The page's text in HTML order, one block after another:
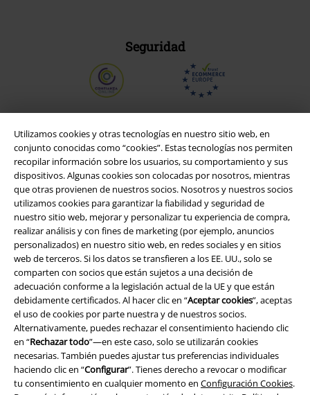
Utilizamos cookies y otras tecnologías en nuestro sitio web, en
conjunto conocidas como “cookies”. Estas tecnologías nos permiten
recopilar información sobre los usuarios, su comportamiento y sus
dispositivos. Algunas cookies son colocadas por nosotros, mientras
que otras provienen de nuestros socios. Nosotros y nuestros socios
utilizamos cookies para garantizar la fiabilidad y seguridad de
nuestro sitio web, mejorar y personalizar tu experiencia de compra,
realizar análisis y con fines de marketing (por ejemplo, anuncios
personalizados) en nuestro sitio web, en redes sociales y en sitios
web de terceros. Si los datos se transfieren a los EE. UU., solo se
comparten con socios que están sujetos a una decisión de
adecuación conforme a la legislación actual de la UE y que están
debidamente certificados. Al hacer clic en “Aceptar cookies”, aceptas
el uso de cookies por parte nuestra y de nuestros socios.
Alternativamente, puedes rechazar el consentimiento haciendo clic
en “Rechazar todo”—en este caso, solo se utilizarán cookies
necesarias. También puedes ajustar tus preferencias individuales
haciendo clic en “Configurar”. Tienes derecho a revocar o modificar
tu consentimiento en cualquier momento en Configuración Cookies.
Seguridad
Legal
Términos y Condiciones
Aviso Legal
Ley protección de datos
Eliminación de residuos y protección del medioambiente